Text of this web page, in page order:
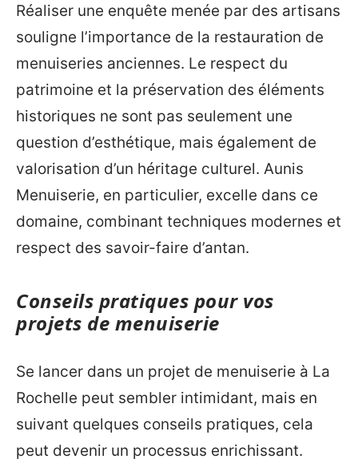
Réaliser une enquête menée par des artisans
souligne l’importance de la restauration de
menuiseries anciennes. Le respect du
patrimoine et la préservation des éléments
historiques ne sont pas seulement une
question d’esthétique, mais également de
valorisation d’un héritage culturel. Aunis
Menuiserie, en particulier, excelle dans ce
domaine, combinant techniques modernes et
respect des savoir-faire d’antan.
Conseils pratiques pour vos
projets de menuiserie
Se lancer dans un projet de menuiserie à La
Rochelle peut sembler intimidant, mais en
suivant quelques conseils pratiques, cela
peut devenir un processus enrichissant.